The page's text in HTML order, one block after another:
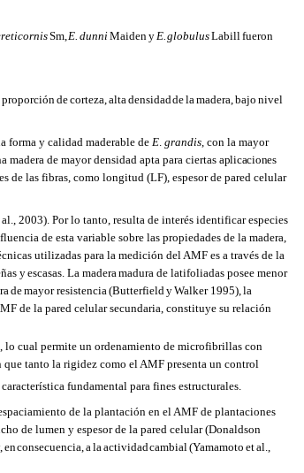
Sm,E. dunniMaidenyE.globulusLabillfueron
proporcióndecorteza,altadensidaddelamadera,bajo nivel
forma y calidad maderable de E. grandis, con la mayor
madera de mayor densidad apta para ciertas aplicaciones
de las fibras, como longitud (LF), espesor de pared celular
2003). Por lo tanto, resulta de interés identificar especies
de esta variable sobre las propiedades de la madera,
utilizadas para la medición del AMF es a través de la
yescasas. La madera madura de latifoliadas posee menor
demayorresistencia (Butterfield yWalker 1995), la
de la pared celular secundaria, constituye su relación
lo cual permite un ordenamiento de microfibrillas con
tanto la rigidez como el AMF presenta un control
fundamental para fines estructurales.
de la plantación en el AMF de plantaciones
de lumen y espesor de la pared celular (Donaldson
enconsecuencia,alaactividadcambial(Yamamoto etal.,